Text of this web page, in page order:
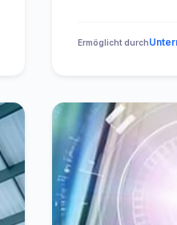
Ermöglicht durch